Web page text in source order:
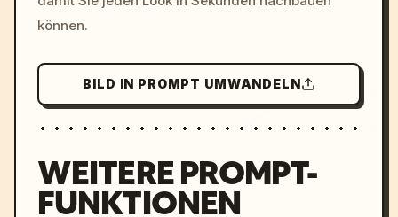
können.
BILD IN PROMPT UMWANDELN
WEITERE PROMPT-
FUNKTIONEN